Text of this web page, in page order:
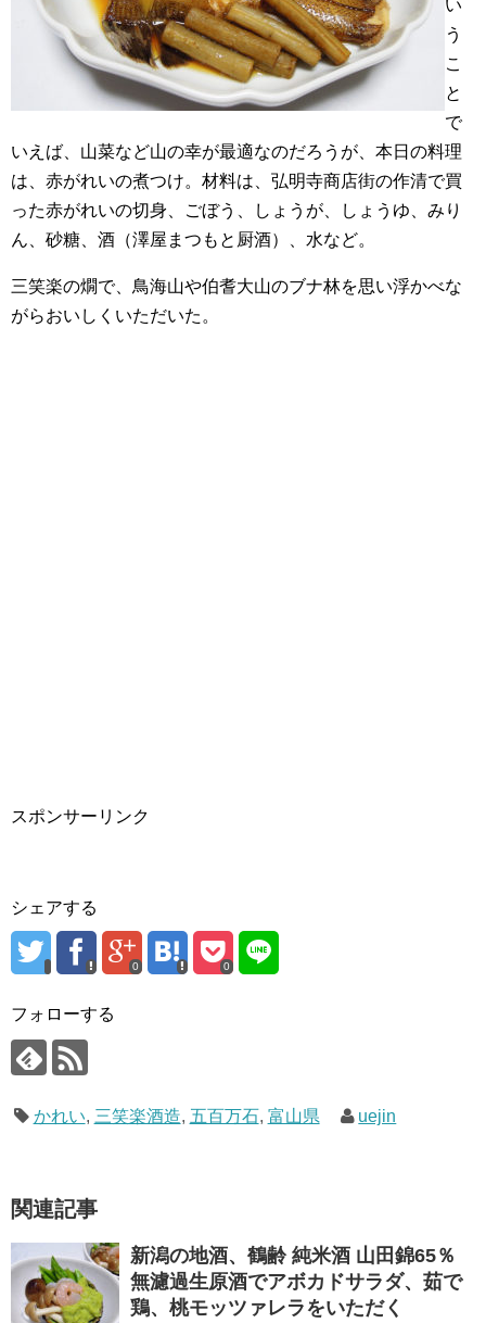
い
う
こ
と
で
いえば、山菜など山の幸が最適なのだろうが、本日の料理
は、赤がれいの煮つけ。材料は、弘明寺商店街の作清で買
った赤がれいの切身、ごぼう、しょうが、しょうゆ、みり
ん、砂糖、酒（澤屋まつもと厨酒）、水など。
三笑楽の燗で、鳥海山や伯耆大山のブナ林を思い浮かべな
がらおいしくいただいた。
スポンサーリンク
シェアする
0 0
フォローする
かれい, 三笑楽酒造, 五百万石, 富山県 uejin
関連記事
新潟の地酒、鶴齢 純米酒 山田錦65％
無濾過生原酒でアボカドサラダ、茹で
鶏、桃モッツァレラをいただく